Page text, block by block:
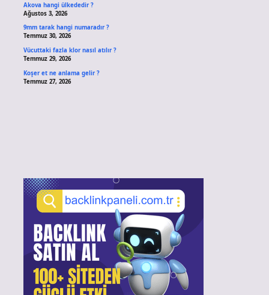
Akova hangi ülkededir ?
Ağustos 3, 2026
9mm tarak hangi numaradır ?
Temmuz 30, 2026
Vücuttaki fazla klor nasıl atılır ?
Temmuz 29, 2026
Koşer et ne anlama gelir ?
Temmuz 27, 2026